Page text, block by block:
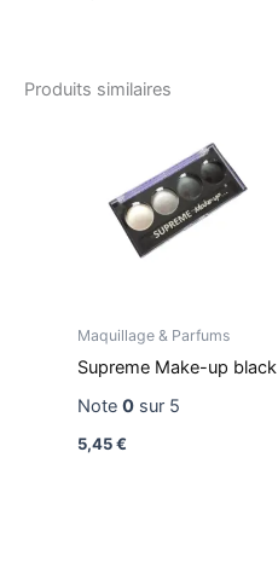
Produits similaires
Maquillage & Parfums
Supreme Make-up black
Note 0sur 5
5,45€